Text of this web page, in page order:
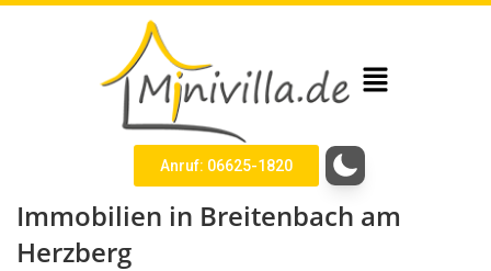
Anruf: 06625-1820
Immobilien in Breitenbach am
Herzberg